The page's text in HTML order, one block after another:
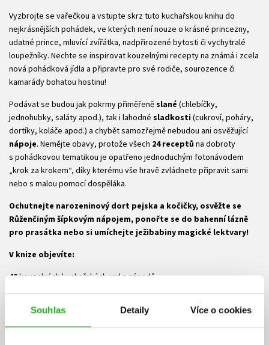
Souhlas Detaily Více o cookies
Vyzbrojte se vařečkou a vstupte skrz tuto kuchařskou knihu do
nejkrásnějších pohádek, ve kterých není nouze o krásné princezny,
udatné prince, mluvící zvířátka, nadpřirozené bytosti či vychytralé
loupežníky. Nechte se inspirovat kouzelnými recepty na známá i zcela
nová pohádková jídla a připravte pro své rodiče, sourozence či
kamarády bohatou hostinu!
Podávat se budou jak pokrmy přiměřeněslané (chlebíčky,
jednohubky, saláty apod.), tak i lahodné sladkosti (cukroví, poháry,
dortíky, koláče apod.) a chybět samozřejmě nebudou ani osvěžující
nápoje. Nemějte obavy, protože všech 24 receptů na dobroty
s pohádkovou tematikou je opatřeno jednoduchým fotonávodem
„krok za krokem“, díky kterému vše hravě zvládnete připravit sami
nebo s malou pomocí dospěláka.
Ochutnejte narozeninový dort pejska a kočičky, osvěžte se
Růženčiným šípkovým nápojem, ponořte se do bahenní lázně
pro prasátka nebo si umíchejte ježibabiny magické lektvary!
V knize objevíte:
48kouzelných kuchařských rad a nápadů
9mluvících zvířátek